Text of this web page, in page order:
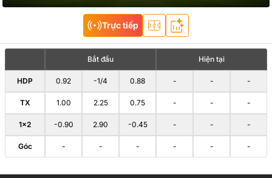
Trực tiếp
Bắt đầu Hiện tại
HDP 0.92 -1/4 0.88 - - -
TX 1.00 2.25 0.75 - - -
1×2 -0.90 2.90 -0.45 - - -
Góc - - - - - -